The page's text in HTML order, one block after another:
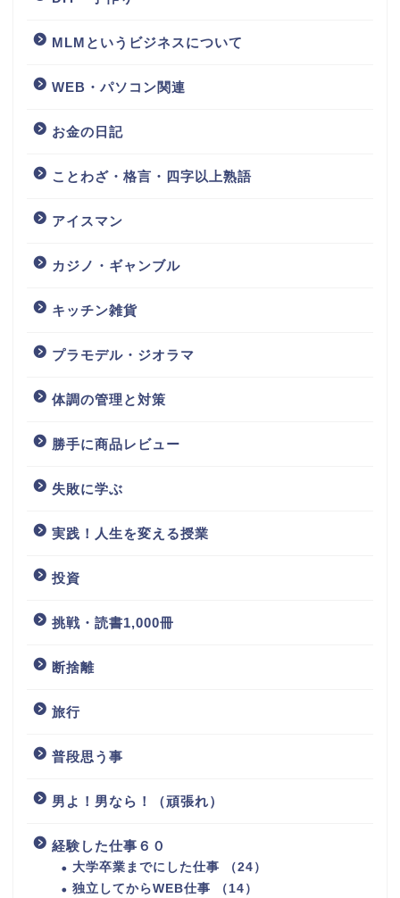
MLMというビジネスについて
WEB・パソコン関連
お金の日記
ことわざ・格言・四字以上熟語
アイスマン
カジノ・ギャンブル
キッチン雑貨
プラモデル・ジオラマ
体調の管理と対策
勝手に商品レビュー
失敗に学ぶ
実践！人生を変える授業
投資
挑戦・読書1,000冊
断捨離
旅行
普段思う事
男よ！男なら！（頑張れ）
経験した仕事６０
大学卒業までにした仕事 （24）
独立してからWEB仕事 （14）